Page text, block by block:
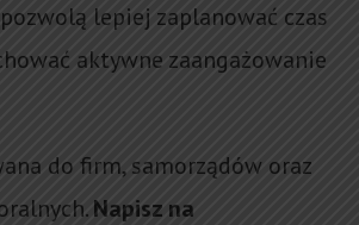
lepiej zaplanować czas
aktywne zaangażowanie
do firm, samorządów oraz
Napisz na